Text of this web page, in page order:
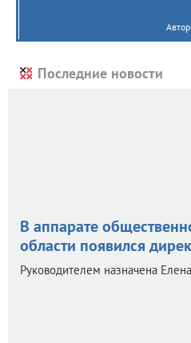
Последние новости
В аппарате
области появился
Руководителем назначена